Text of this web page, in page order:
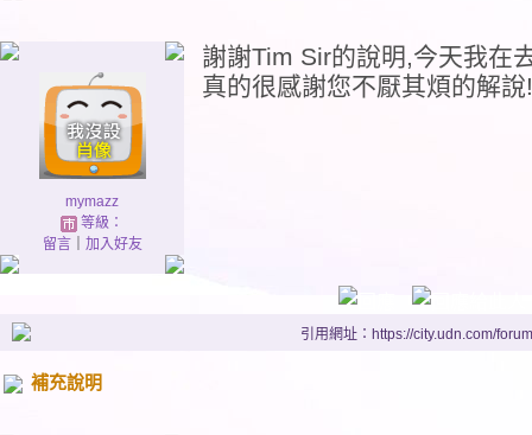
mymazz
等級：
留言｜ 加入好友
謝謝Tim Sir的說明,今天我在
真的很感謝您不厭其煩的解說
引用網址：https://city.udn.com/
補充說明